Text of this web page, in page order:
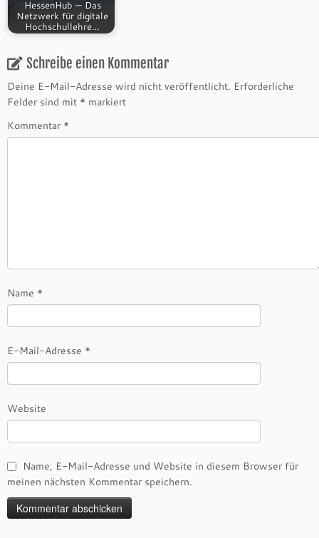
HessenHub — Das
Netzwerk für digitale
Hochschullehre…
Schreibe einen Kommentar
Deine E-Mail-Adresse wird nicht veröffentlicht. Erforderliche
Felder sind mit * markiert
Kommentar *
Name *
E-Mail-Adresse *
Website
Name, E-Mail-Adresse und Website in diesem Browser für
meinen nächsten Kommentar speichern.